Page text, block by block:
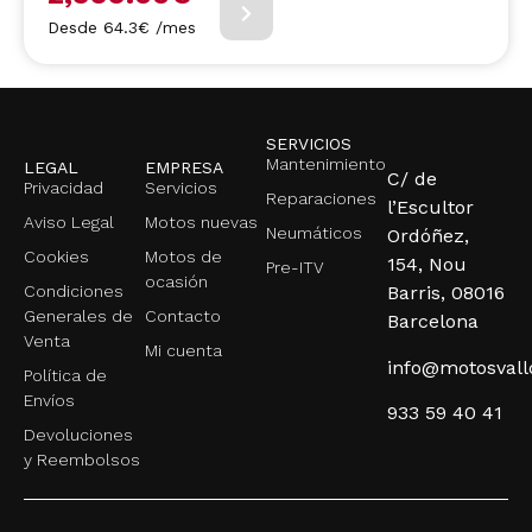
Desde 64.3€ /mes
C/ de
l’Escultor
Ordóñez,
154, Nou
Barris, 08016
Barcelona
933 59 40 41
SERVICIOS
Mantenimiento
Reparaciones
Neumáticos
Pre-ITV
EMPRESA
Servicios
Motos nuevas
Motos de
ocasión
Contacto
Mi cuenta
LEGAL
Privacidad
Aviso Legal
Cookies
Condiciones
Generales de
Venta
Política de
Envíos
Devoluciones
y Reembolsos